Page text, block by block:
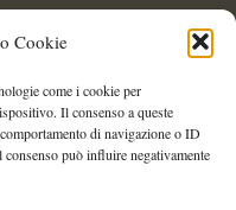
Cookie
come i cookie per
Il consenso a queste
di navigazione o ID
può influire negativamente
Leggendarie